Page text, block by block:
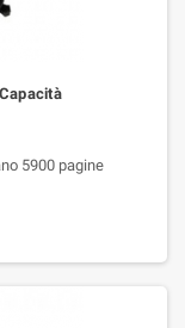
5900 pagine